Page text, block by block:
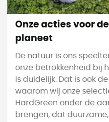
Onze acties voor de
planeet
De natuur is ons
onze betrokkenheid bij
is duidelijk. Dat is ook
waarom wij onze
HardGreen onder de
brengen, dat duurzame,